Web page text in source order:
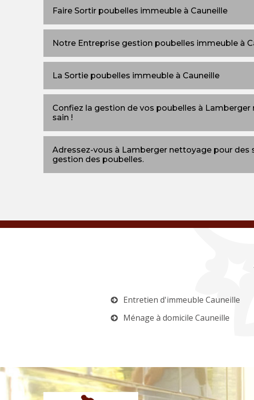
Faire Sortir poubelles immeuble à Cauneille
Notre Entreprise gestion poubelles immeuble à
La Sortie poubelles immeuble à Cauneille
Confiez la gestion de vos poubelles à
sain !
Adressez-vous à Lamberger nettoyage pour des
gestion des poubelles.
Entretien d'immeuble Cauneille
Ménage à domicile Cauneille